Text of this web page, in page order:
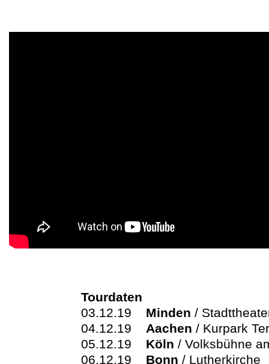
Tourdaten
03.12.19 Minden /
04.12.19 Aachen / Kurpark
05.12.19 Köln / Volksbühne
06.12.19 Bonn / Lutherkirche